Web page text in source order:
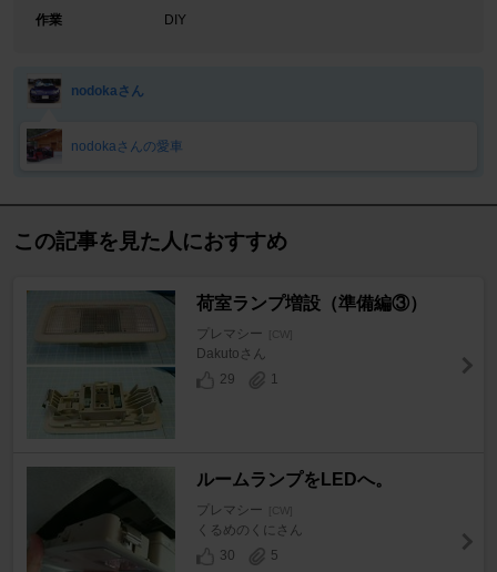
作業
DIY
nodokaさん
nodokaさんの愛車
この記事を見た人におすすめ
荷室ランプ増設（準備編③）
プレマシー [CW]
Dakutoさん
29
1
ルームランプをLEDへ。
プレマシー [CW]
くるめのくにさん
30
5